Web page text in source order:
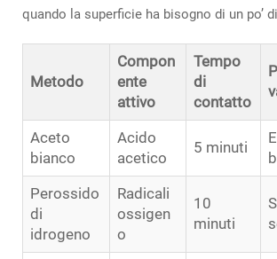
quando la superficie ha bisogno di un po’
Metodo
Compon
ente
attivo
Tempo
di
contatto
Aceto
bianco
Acido
acetico
5 minuti
Perossido
di
idrogeno
Radicali
ossigen
o
10
minuti